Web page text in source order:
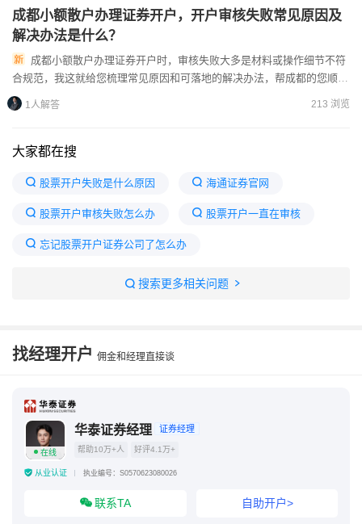
成都小额散户办理证券开户，开户审核失败常见原因及
解决办法是什么？
合规范，我这就给您梳理常见原因和可落地的解决办法，帮成都的您顺利
完成开户。针对成都的投资者，常见的审核失败原因主要有三类：一...
1人解答 213 浏览
大家都在搜
股票开户失败是什么原因 海通证券官网
股票开户审核失败怎么办 股票开户一直在审核
忘记股票开户证券公司了怎么办
万0.85免五开户哪家券商 网上开户哪个证券公司好
搜索更多相关问题
找经理开户 佣金和经理直接谈
在线
华泰证券经理 证券经理
帮助10万+人 好评4.1万+
从业认证 执业编号：S0570623080026
联系TA 自助开户>